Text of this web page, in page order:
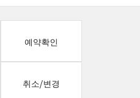
예약확인
취소/변경